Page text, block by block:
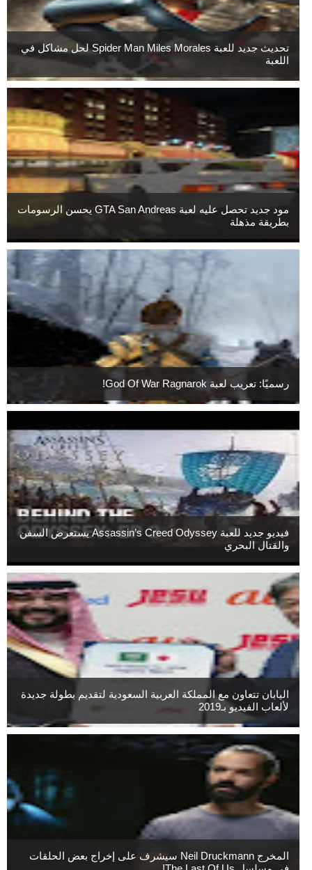
تحديث جديد للعبة Spider Man Miles Morales لحل مشاكل في
اللعبة
مود جديد تحصل عليه لعبة GTA San Andreas يحسن الرسومات
بطريقة مذهلة
رسميًا: تعريب لعبة God Of War Ragnarok!
فيديو جديد للعبة Assassin’s Creed Odyssey يستعرض السفن
والقتال البحري
اليابان تتعاون مع المملكة العربية السعودية لتقديم بطولة جديدة
لألعاب الفيديو بـ2019
المخرج Neil Druckmann سيشرف على إخراج بعض الحلقات